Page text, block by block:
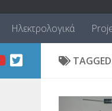
Ηλεκτρολογικά